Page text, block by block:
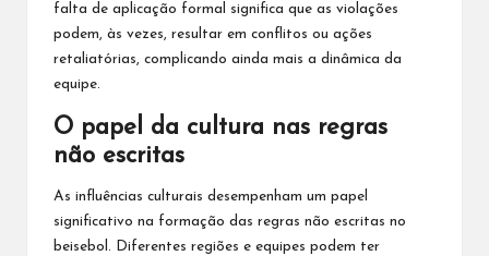
falta de aplicação formal significa que as violações
podem, às vezes, resultar em conflitos ou ações
retaliatórias, complicando ainda mais a dinâmica da
equipe.
O papel da cultura nas regras
não escritas
As influências culturais desempenham um papel
significativo na formação das regras não escritas no
beisebol. Diferentes regiões e equipes podem ter